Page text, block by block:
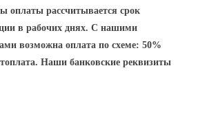
светильники и
оплаты рассчитывается срок
в рабочих днях. С нашими
возможна оплата по схеме: 50%
Наши банковские реквизиты